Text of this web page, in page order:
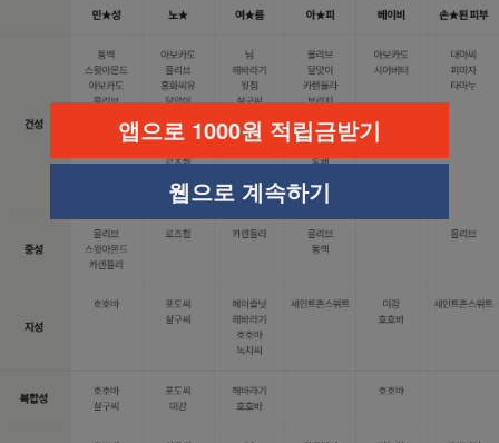
앱으로 1000원 적립금받기
웹으로 계속하기